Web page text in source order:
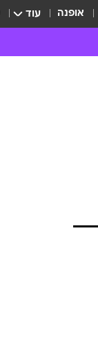
אופנה עוד